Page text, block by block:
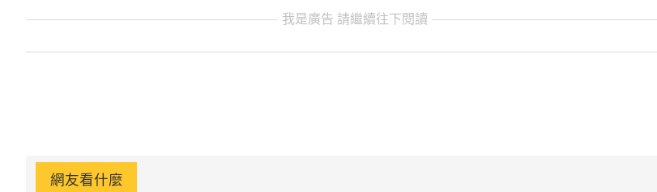
我是廣告 請繼續往下閱讀
網友看什麼